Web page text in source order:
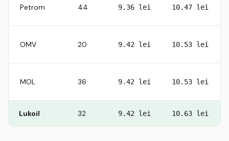
Petrom 44 9.36 lei 10.47 lei
OMV 20 9.42 lei 10.53 lei
MOL 36 9.42 lei 10.53 lei
Lukoil 32 9.42 lei 10.63 lei